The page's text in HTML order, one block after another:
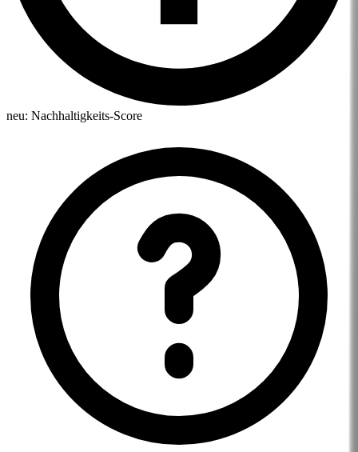
neu: Nachhaltigkeits-Score